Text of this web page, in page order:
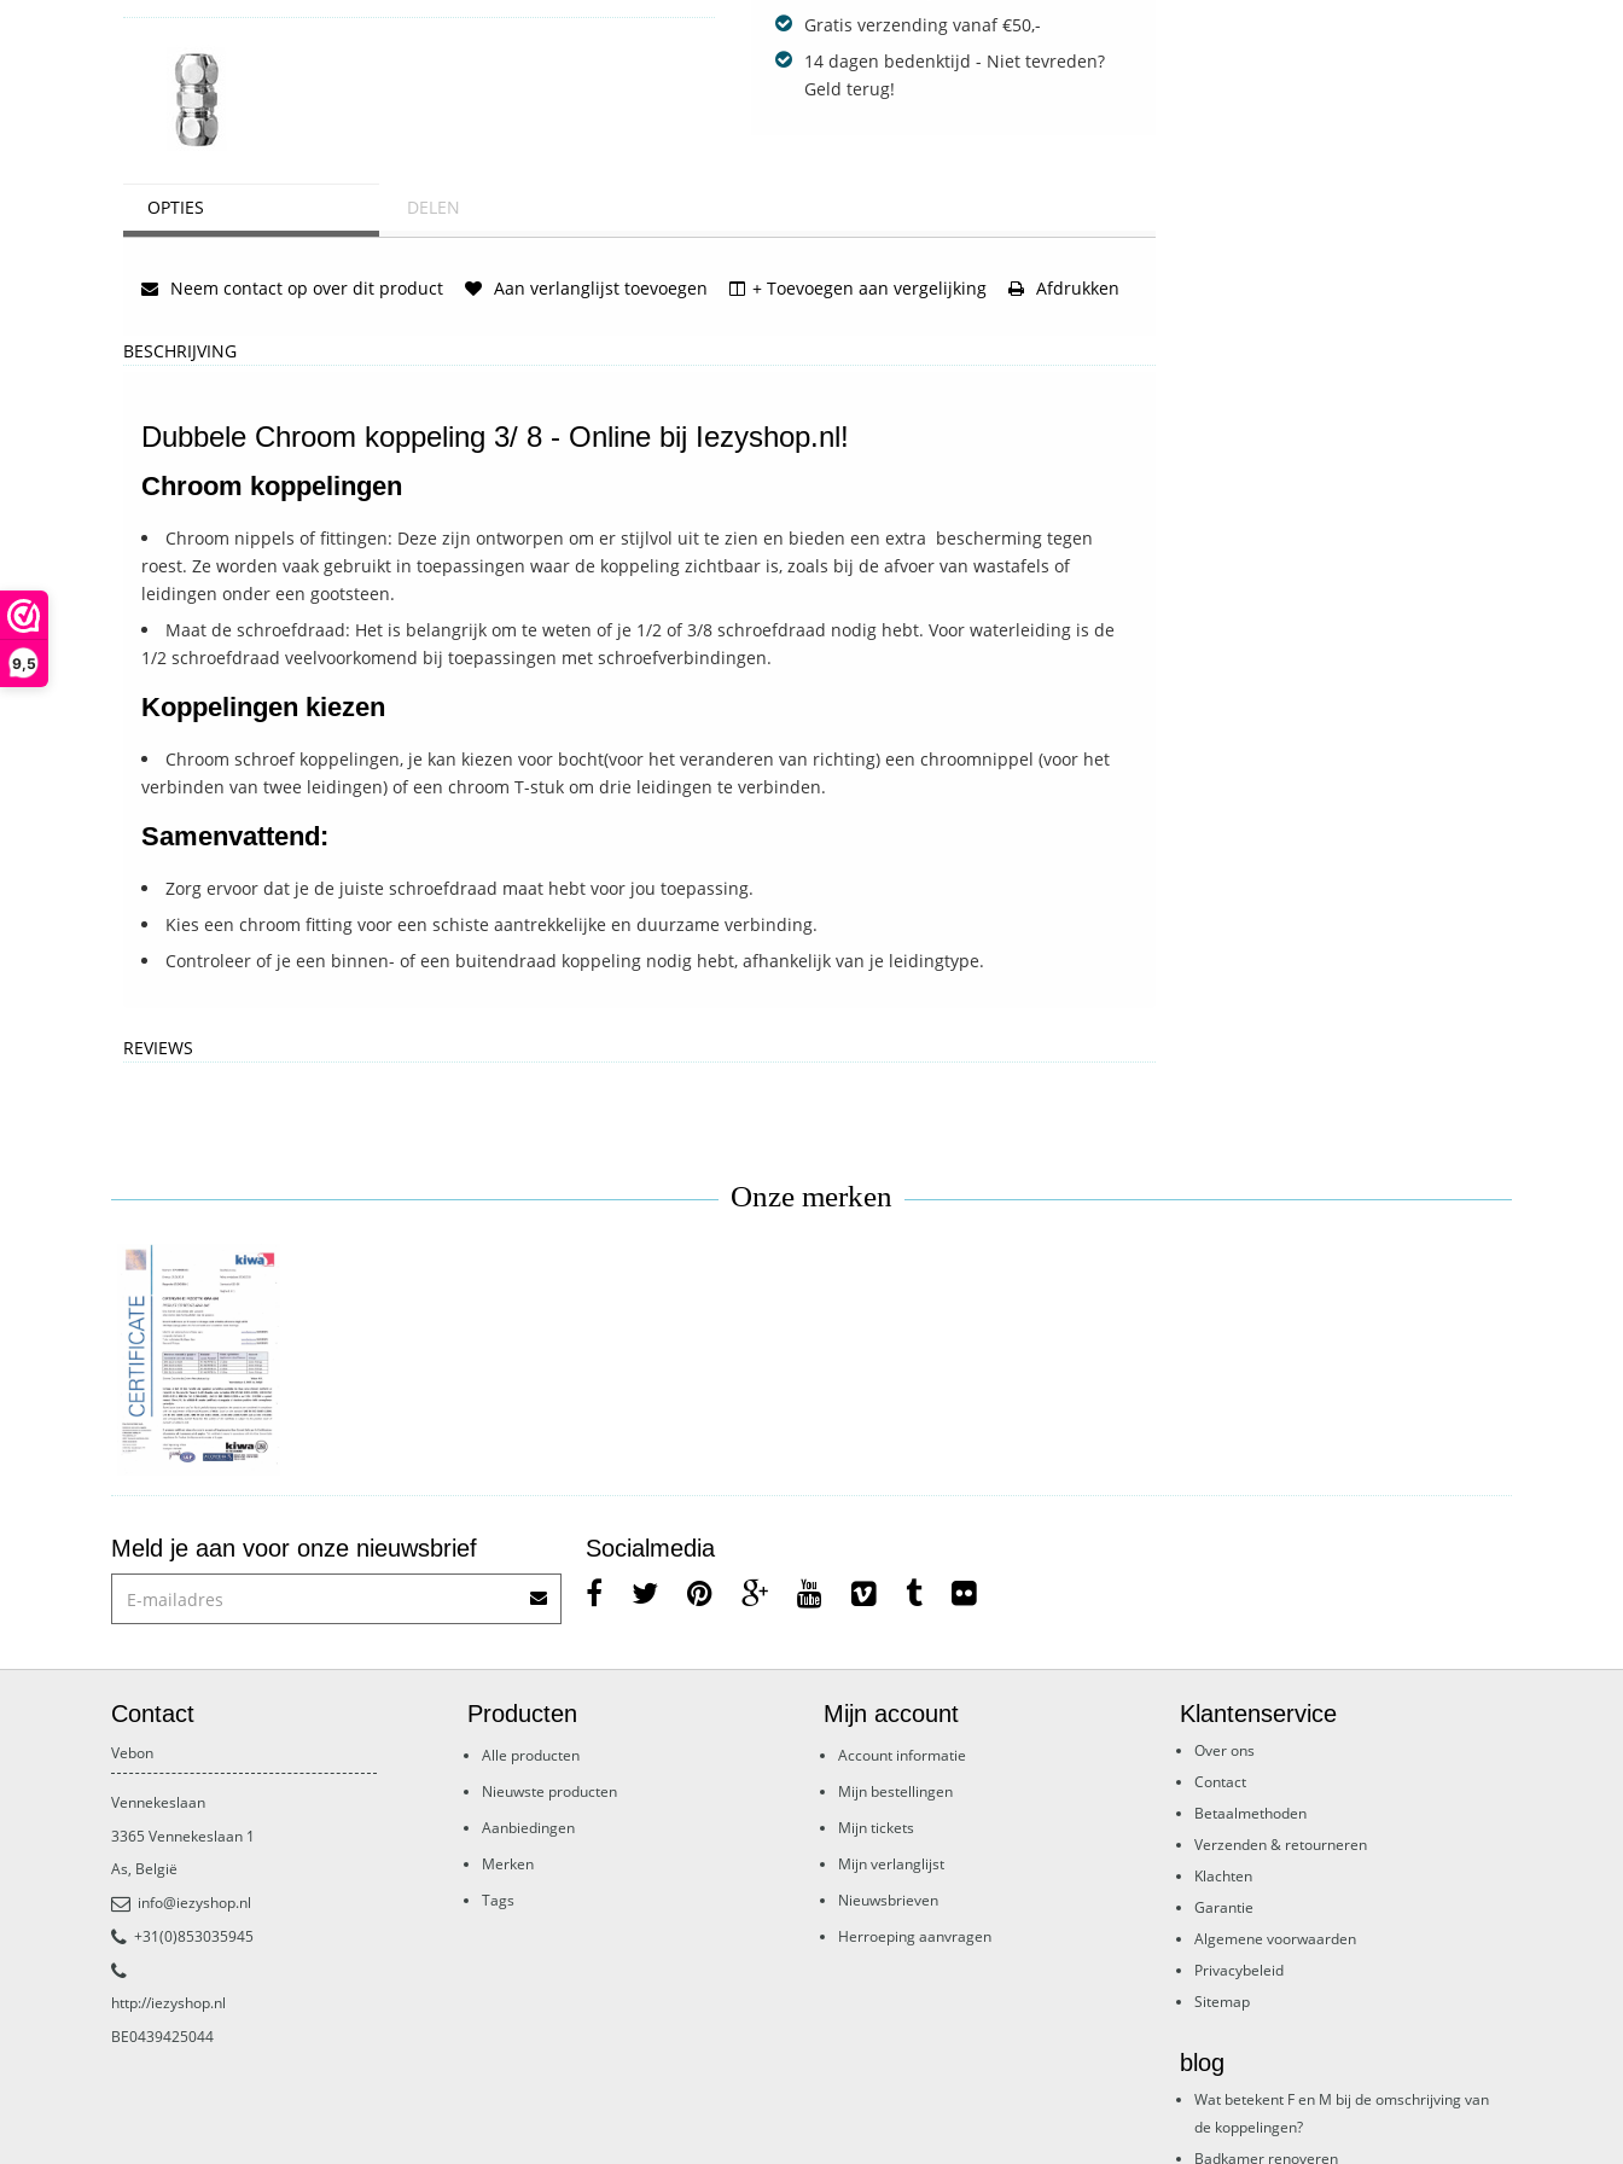
9,5
Gratis verzending vanaf €50,-
14 dagen bedenktijd - Niet tevreden?
Geld terug!
OPTIES DELEN
Neem contact op over dit product Aan verlanglijst toevoegen + Toevoegen aan vergelijking Afdrukken
BESCHRIJVING
Dubbele Chroom koppeling 3/ 8 - Online bij Iezyshop.nl!
Chroom koppelingen
Chroom nippels of fittingen: Deze zijn ontworpen om er stijlvol uit te zien en bieden een extra bescherming tegen
roest. Ze worden vaak gebruikt in toepassingen waar de koppeling zichtbaar is, zoals bij de afvoer van wastafels of
leidingen onder een gootsteen.
Maat de schroefdraad: Het is belangrijk om te weten of je 1/2 of 3/8 schroefdraad nodig hebt. Voor waterleiding is de
1/2 schroefdraad veelvoorkomend bij toepassingen met schroefverbindingen.
Koppelingen kiezen
Chroom schroef koppelingen, je kan kiezen voor bocht(voor het veranderen van richting) een chroomnippel (voor het
verbinden van twee leidingen) of een chroom T-stuk om drie leidingen te verbinden.
Samenvattend:
Zorg ervoor dat je de juiste schroefdraad maat hebt voor jou toepassing.
Kies een chroom fitting voor een schiste aantrekkelijke en duurzame verbinding.
Controleer of je een binnen- of een buitendraad koppeling nodig hebt, afhankelijk van je leidingtype.
REVIEWS
Onze merken
Meld je aan voor onze nieuwsbrief Socialmedia
Contact
Vebon
Vennekeslaan
3365 Vennekeslaan 1
As, België
info@iezyshop.nl
+31(0)853035945
http://iezyshop.nl
BE0439425044
Producten
Alle producten
Nieuwste producten
Aanbiedingen
Merken
Tags
Mijn account
Account informatie
Mijn bestellingen
Mijn tickets
Mijn verlanglijst
Nieuwsbrieven
Herroeping aanvragen
Klantenservice
Over ons
Contact
Betaalmethoden
Verzenden & retourneren
Klachten
Garantie
Algemene voorwaarden
Privacybeleid
Sitemap
blog
Wat betekent F en M bij de omschrijving van
de koppelingen?
Badkamer renoveren